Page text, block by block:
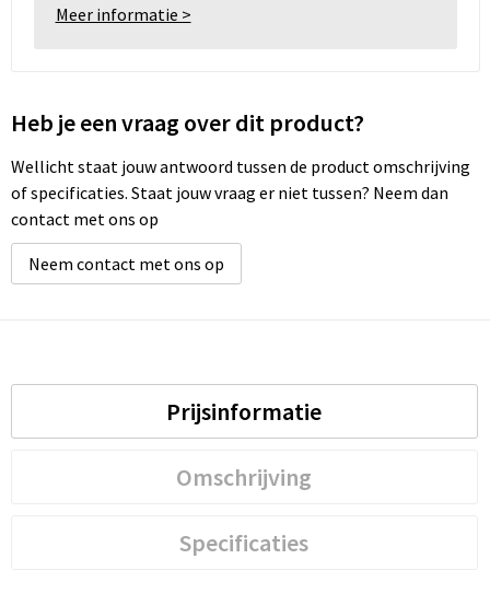
Meer informatie >
Heb je een vraag over dit product?
Wellicht staat jouw antwoord tussen de product omschrijving
of specificaties. Staat jouw vraag er niet tussen? Neem dan
contact met ons op
Neem contact met ons op
Prijsinformatie
Omschrijving
Specificaties